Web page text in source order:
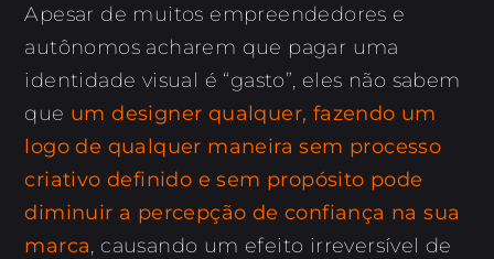
Apesar de muitos empreendedores e
autônomos acharem que pagar uma
identidade visual é “gasto”, eles não sabem
que um designer qualquer, fazendo um
logo de qualquer maneira sem processo
criativo definido e sem propósito pode
diminuir a percepção de confiança na sua
marca, causando um efeito irreversível de